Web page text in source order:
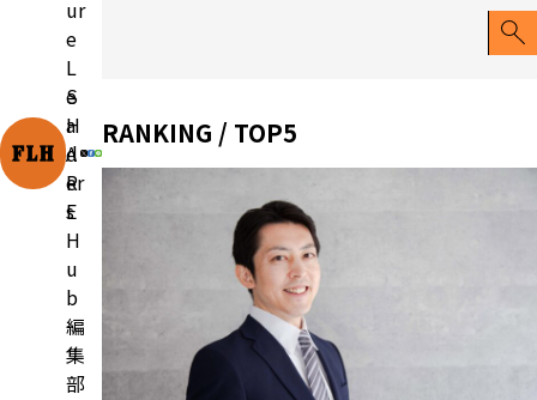
ur
e
L
e
a
d
er
s
H
u
b
編
集
部
S
H
A
R
E
RANKING / TOP5